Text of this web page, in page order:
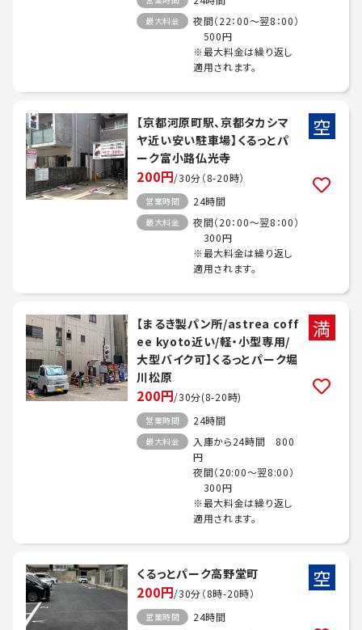
最大料金
夜間（22：00～翌8：00）
500円
※最大料金は繰り返し
適用されます。
【京都河原町駅、京都タカシマ
ヤ近い安い駐車場】くるっとパ
ーク富小路仏光寺
200円/30分（8-20時）
営業時間 24時間
最大料金
夜間（20：00～翌8：00）
300円
※最大料金は繰り返し
適用されます。
空
【まるき製パン所/astrea coff
ee kyoto近い/軽・小型専用/
大型バイク可】くるっとパーク堀
川松原
200円/30分(8-20時)
営業時間 24時間
最大料金
入庫から24時間 800
円
夜間（20:00～翌8:00）
300円
※最大料金は繰り返し
適用されます。
満
くるっとパーク高野堂町
200円/30分（8時-20時）
営業時間 24時間
空